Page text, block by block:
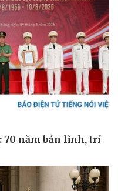
tích